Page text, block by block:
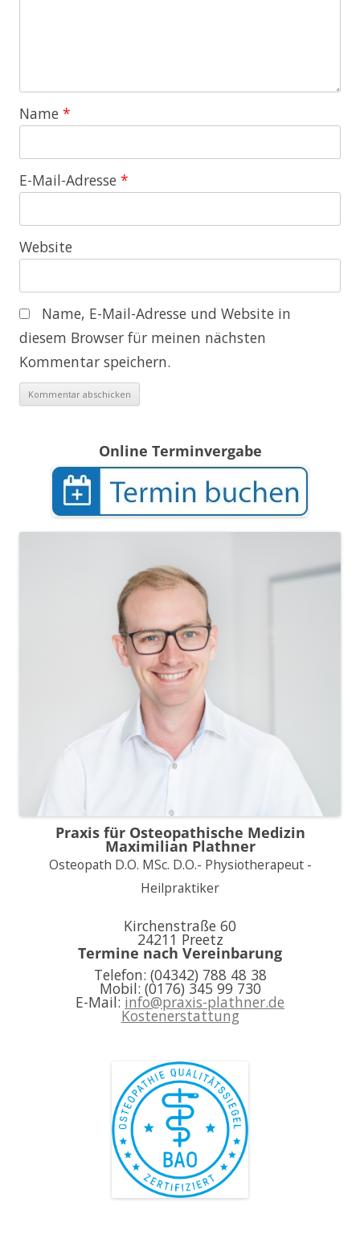
Name *
E-Mail-Adresse *
Website
Name, E-Mail-Adresse und Website in
diesem Browser für meinen nächsten
Kommentar speichern.
Online Terminvergabe
Praxis für Osteopathische Medizin
Maximilian Plathner
Osteopath D.O. MSc. D.O.- Physiotherapeut -
Heilpraktiker
Kirchenstraße 60
24211 Preetz
Termine nach Vereinbarung
Telefon: (04342) 788 48 38
Mobil: (0176) 345 99 730
E-Mail: info@praxis-plathner.de
Kostenerstattung